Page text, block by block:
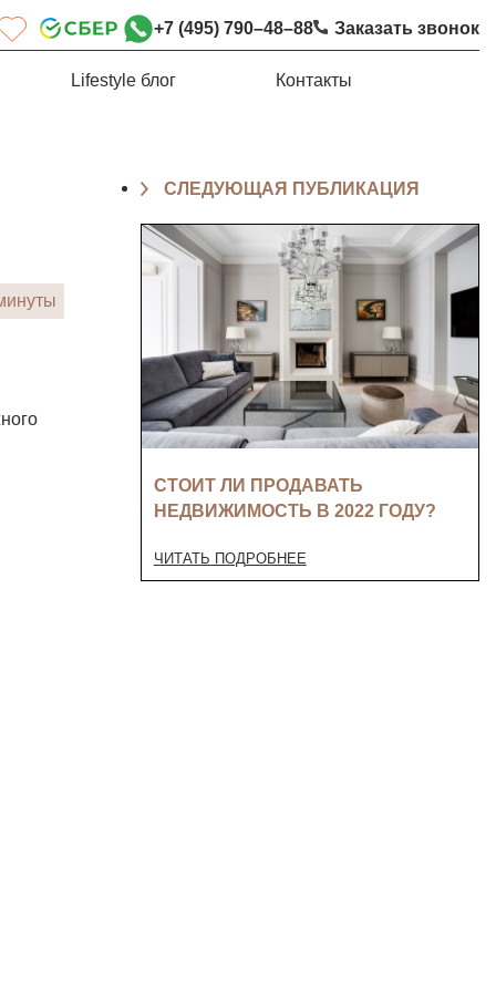
+7 (495) 790–48–88 Заказать звонок
Lifestyle блог Контакты
СЛЕДУЮЩАЯ ПУБЛИКАЦИЯ
СТОИТ ЛИ ПРОДАВАТЬ
НЕДВИЖИМОСТЬ В 2022 ГОДУ?
ЧИТАТЬ ПОДРОБНЕЕ